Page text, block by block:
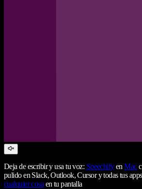
Deja de escribir y usa tu voz: SpeechifyenMac
pulido en Slack, Outlook, Cursor y todas tus
cualquier cosa en tu pantalla